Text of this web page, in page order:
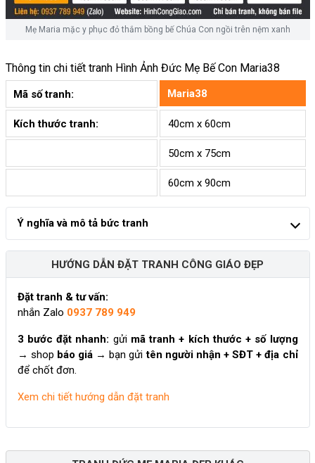
Mẹ Maria mặc y phục đỏ thắm bồng bế Chúa Con ngồi trên nệm xanh
Thông tin chi tiết tranh Hình Ảnh Đức Mẹ Bế Con Maria38
Mã số tranh: Maria38
Kích thước tranh: 40cm x 60cm
50cm x 75cm
60cm x 90cm
Ý nghĩa và mô tả bức tranh
HƯỚNG DẪN ĐẶT TRANH CÔNG GIÁO ĐẸP
Đặt tranh & tư vấn:
nhắn Zalo 0937 789 949
3 bước đặt nhanh: gửi mã tranh + kích thước + số lượng
→ shop báo giá→ bạn gửitên người nhận + SĐT + địa chỉ
để chốt đơn.
Xem chi tiết hướng dẫn đặt tranh